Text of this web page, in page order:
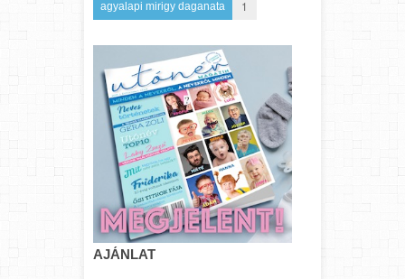
agyalapi mirigy daganata 1
AJÁNLAT